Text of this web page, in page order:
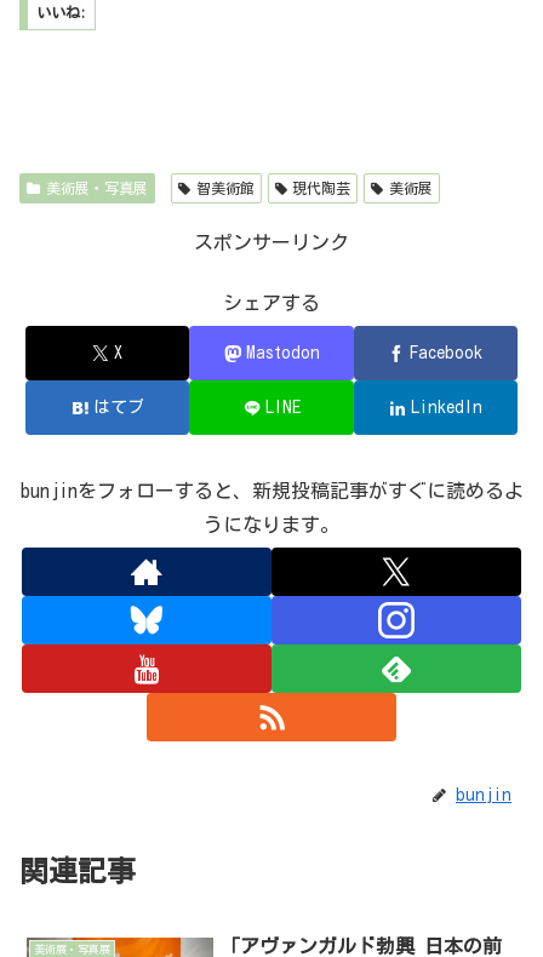
いいね:
美術展・写真展 智美術館 現代陶芸 美術展
スポンサーリンク
シェアする
X Mastodon Facebook
はてブ LINE LinkedIn
bunjinをフォローすると、新規投稿記事がすぐに読めるよ
うになります。
bunjin
関連記事
美術展・写真展
「アヴァンガルド勃興 日本の前